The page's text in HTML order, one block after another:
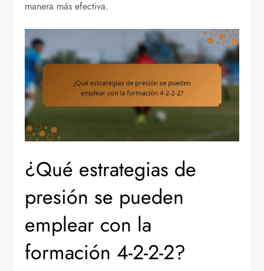
manera más efectiva.
¿Qué estrategias de
presión se pueden
emplear con la
formación 4-2-2-2?